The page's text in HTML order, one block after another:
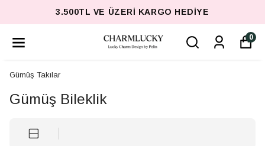
3.500TL VE ÜZERI KARGO HEDIYE
0
Gümüş Takılar
Gümüş Bileklik